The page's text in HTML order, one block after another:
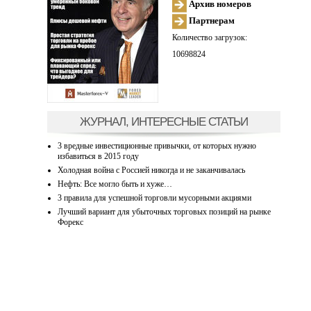
Архив номеров
Партнерам
Количество загрузок:
10698824
ЖУРНАЛ, ИНТЕРЕСНЫЕ СТАТЬИ
3 вредные инвестиционные привычки, от которых нужно
избавиться в 2015 году
Холодная война с Россией никогда и не заканчивалась
Нефть: Все могло быть и хуже…
3 правила для успешной торговли мусорными акциями
Лучший вариант для убыточных торговых позиций на рынке
Форекс